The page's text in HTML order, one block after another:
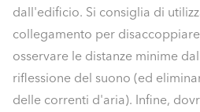
dall'edificio. Si consiglia di
collegamento per
osservare le distanze minime
riflessione del suono (ed
delle correnti d'aria). Infine,